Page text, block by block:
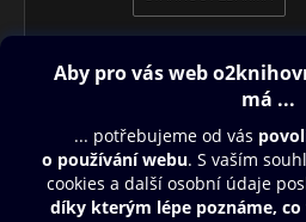
Obsah ke stažení
Moje O2 Knihovna